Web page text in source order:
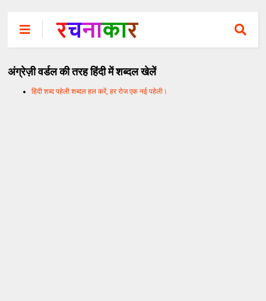
अंग्रेज़ी वर्डल की तरह हिंदी में शब्दल खेलें
हिंदी शब्द पहेली शब्दल हल करें, हर रोज एक नई पहेली।